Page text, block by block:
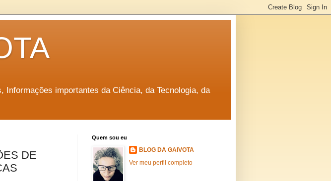
importantes da Ciência, da Tecnologia, da
DE
Quem sou eu
BLOG DA GAIVOTA
Ver meu perfil completo